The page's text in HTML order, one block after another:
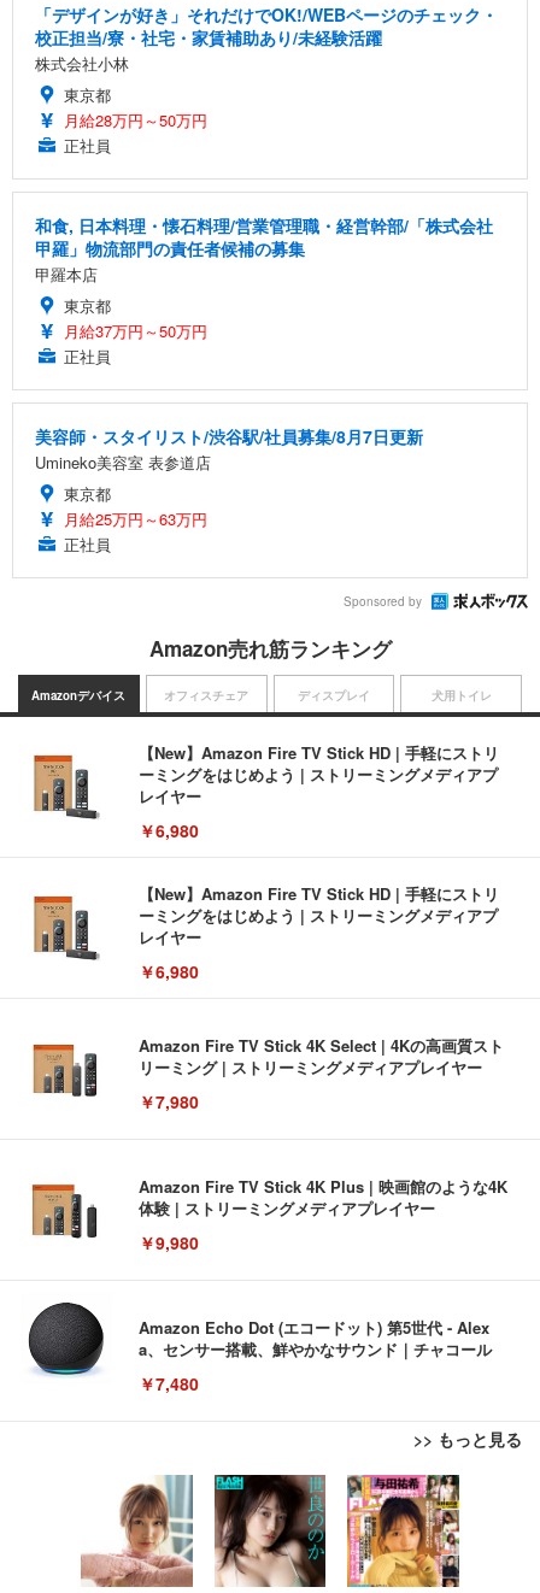
「デザインが好き」それだけでOK!/WEBページのチェック・
校正担当/寮・社宅・家賃補助あり/未経験活躍
株式会社小林
東京都
月給28万円～50万円
正社員
和食, 日本料理・懐石料理/営業管理職・経営幹部/「株式会社
甲羅」物流部門の責任者候補の募集
甲羅本店
東京都
月給37万円～50万円
正社員
美容師・スタイリスト/渋谷駅/社員募集/8月7日更新
Umineko美容室 表参道店
東京都
月給25万円～63万円
正社員
Sponsored by
Amazon売れ筋ランキング
Amazonデバイス
【New】Amazon Fire TV Stick HD | 手軽にストリ
ーミングをはじめよう | ストリーミングメディアプ
レイヤー
￥6,980
【New】Amazon Fire TV Stick HD | 手軽にストリ
ーミングをはじめよう | ストリーミングメディアプ
レイヤー
￥6,980
Amazon Fire TV Stick 4K Select | 4Kの高画質スト
リーミング | ストリーミングメディアプレイヤー
￥7,980
Amazon Fire TV Stick 4K Plus | 映画館のような4K
体験 | ストリーミングメディアプレイヤー
￥9,980
Amazon Echo Dot (エコードット) 第5世代 - Alex
a、センサー搭載、鮮やかなサウンド｜チャコール
￥7,480
>> もっと見る
オフィスチェア
[EdoErgo] オフィスチェア 椅子 テレワーク 疲れな
い 跳ね上げ式アームレスト コンパクト 約105度ロッ
キング pc 事務椅子 360度回転 座面昇降 強化ナイロ
ン樹脂ベース 通気性メッシュ 在宅ワーク H-WY01
(黒網+黒枠+黒足)
￥5,699
ディスプレイ
EIZO ビジネス向けプレミアムモニター | FlexScan
EV3240X-WT | 31.5型4K UHD・USB Type-C・ホワ
イト
￥105,595
犬用トイレ
Amazonベーシック ペットシーツ 薄型 レギュラー 1
回使い捨て 無香料 ホワイト 300枚
￥3,373